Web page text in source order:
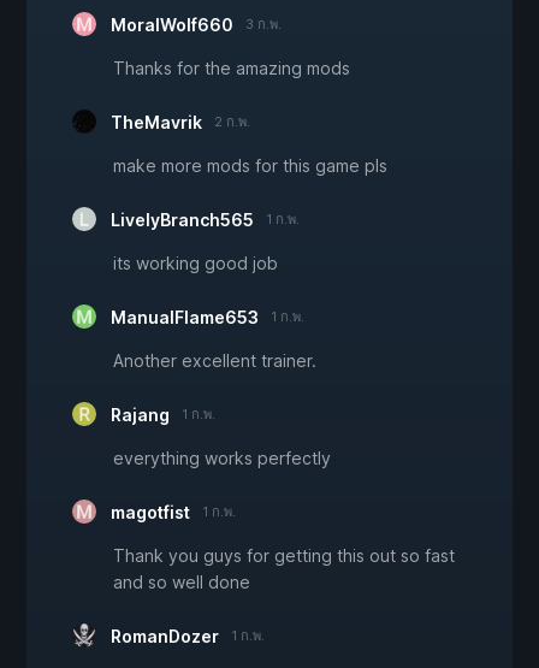
MoralWolf660 3 ก.พ.
Thanks for the amazing mods
TheMavrik 2 ก.พ.
make more mods for this game pls
LivelyBranch565 1 ก.พ.
its working good job
ManualFlame653 1 ก.พ.
Another excellent trainer.
Rajang 1 ก.พ.
everything works perfectly
magotfist 1 ก.พ.
Thank you guys for getting this out so fast
and so well done
RomanDozer 1 ก.พ.